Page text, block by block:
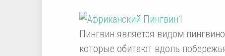
Пингвин является видом
которые обитают вдоль